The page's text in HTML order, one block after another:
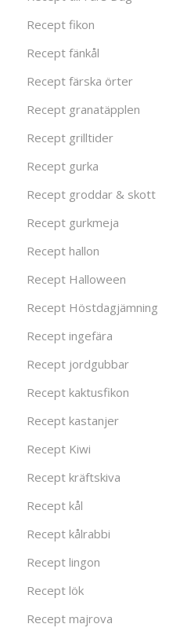
Recept fikon
Recept fänkål
Recept färska örter
Recept granatäpplen
Recept grilltider
Recept gurka
Recept groddar & skott
Recept gurkmeja
Recept hallon
Recept Halloween
Recept Höstdagjämning
Recept ingefära
Recept jordgubbar
Recept kaktusfikon
Recept kastanjer
Recept Kiwi
Recept kräftskiva
Recept kål
Recept kålrabbi
Recept lingon
Recept lök
Recept majrova